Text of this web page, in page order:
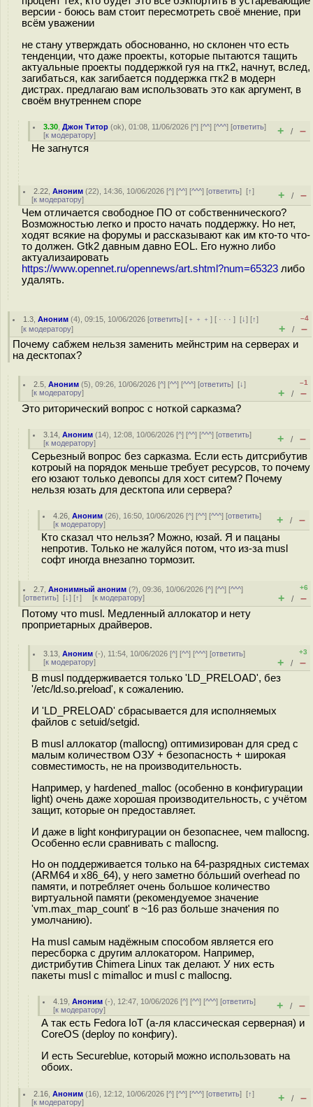
версии - боюсь вам стоит пересмотреть своё мнение, при
всём уважении
не стану утверждать обоснованно, но склонен что есть
тенденции, что даже проекты, которые пытаются тащить
актуальные проекты поддержкой гуя на гтк2, начнут, вслед,
загибаться, как загибается поддержка гтк2 в модерн
дистрах. предлагаю вам использовать это как аргумент, в
своём внутреннем споре
3.30 ,Джон Титор (ok), 01:08, 11/06/2026 [^] [^^] [^^^] [ответить]
[к модератору] + / –
Не загнутся
2.22 ,Аноним (22), 14:36, 10/06/2026 [^] [^^] [^^^] [ответить][↑]
[к модератору] + / –
Чем отличается свободное ПО от собственнического?
Возможностью легко и просто начать поддержку. Но нет,
ходят всякие на форумы и рассказывают как им кто-то что-
то должен. Gtk2 давным давно EOL. Его нужно либо
актуализаировать
https://www.opennet.ru/opennews/art.shtml?num=65323 либо
удалять.
1.3 ,Аноним (4), 09:15, 10/06/2026 [ответить] [ ﹢﹢﹢] [ · · ·][↓] [↑]
[к модератору]
–4
+ / –
Почему сабжем нельзя заменить мейнстрим на серверах и
на десктопах?
2.5 ,Аноним (5), 09:26, 10/06/2026 [^] [^^] [^^^] [ответить][↓]
[к модератору]
–1
+ / –
Это риторический вопрос с ноткой сарказма?
3.14 ,Аноним (14), 12:08, 10/06/2026 [^] [^^] [^^^] [ответить]
[к модератору] + / –
Серьезный вопрос без сарказма. Если есть дитсрибутив
котроый на порядок меньше требует ресурсов, то почему
его юзают только девопсы для хост ситем? Почему
нельзя юзать для десктопа или сервера?
4.26 ,Аноним (26), 16:50, 10/06/2026 [^] [^^] [^^^] [ответить]
[к модератору] + / –
Кто сказал что нельзя? Можно, юзай. Я и пацаны
непротив. Только не жалуйся потом, что из-за musl
софт иногда внезапно тормозит.
2.7 ,Анонимный аноним (?), 09:36, 10/06/2026 [^] [^^] [^^^]
[ответить] [↓] [↑] [к модератору]
+6
+ / –
Потому что musl. Медленный аллокатор и нету
проприетарных драйверов.
3.13 ,Аноним (-), 11:54, 10/06/2026 [^] [^^] [^^^] [ответить]
[к модератору]
+3
+ / –
В musl поддерживается только 'LD_PRELOAD', без
'/etc/ld.so.preload', к сожалению.
И 'LD_PRELOAD' сбрасывается для исполняемых
файлов с setuid/setgid.
В musl аллокатор (mallocng) оптимизирован для сред с
малым количеством ОЗУ + безопасность + широкая
совместимость, не на производительность.
Например, у hardened_malloc (особенно в конфигурации
light) очень даже хорошая производительность, с учётом
защит, которые он предоставляет.
И даже в light конфигурации он безопаснее, чем mallocng.
Особенно если сравнивать с mallocng.
Но он поддерживается только на 64-разрядных системах
(ARM64 и x86_64), у него заметно бóльший overhead по
памяти, и потребляет очень большое количество
виртуальной памяти (рекомендуемое значение
'vm.max_map_count' в ~16 раз больше значения по
умолчанию).
На musl самым надёжным способом является его
пересборка с другим аллокатором. Например,
дистрибутив Chimera Linux так делают. У них есть
пакеты musl с mimalloc и musl с mallocng.
4.19 ,Аноним (-), 12:47, 10/06/2026 [^] [^^] [^^^] [ответить]
[к модератору] + / –
А так есть Fedora IoT (а-ля классическая серверная) и
CoreOS (deploy по конфигу).
И есть Secureblue, который можно использовать на
обоих.
2.16 ,Аноним (16), 12:12, 10/06/2026 [^] [^^] [^^^] [ответить][↑]
[к модератору] + / –